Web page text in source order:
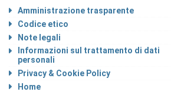
Amministrazione trasparente
Codice etico
Note legali
Informazioni sul trattamento di dati
personali
Privacy & Cookie Policy
Home